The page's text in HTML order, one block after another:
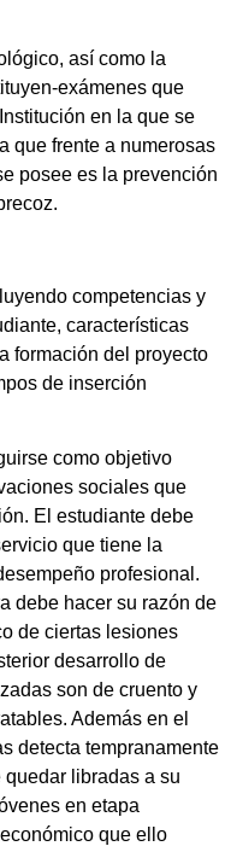
así como la
exámenes que
en la que se
que frente a numerosas
posee es la prevención
competencias y
características
formación del proyecto
de inserción
como objetivo
sociales que
El estudiante debe
que tiene la
profesional.
debe hacer su razón de
de ciertas lesiones
desarrollo de
son de cruento y
Además en el
detecta tempranamente
libradas a su
en etapa
que ello